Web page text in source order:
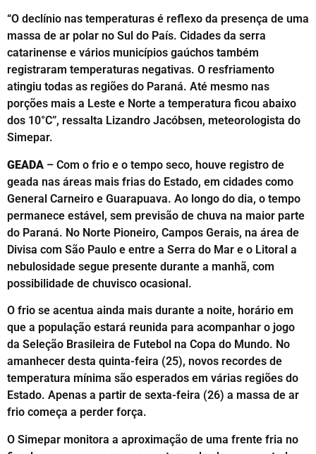
“O declínio nas temperaturas é reflexo da presença de uma
massa de ar polar no Sul do País. Cidades da serra
catarinense e vários municípios gaúchos também
registraram temperaturas negativas. O resfriamento
atingiu todas as regiões do Paraná. Até mesmo nas
porções mais a Leste e Norte a temperatura ficou abaixo
dos 10°C”, ressalta Lizandro Jacóbsen, meteorologista do
Simepar.
GEADA – Com o frio e o tempo seco, houve registro de
geada nas áreas mais frias do Estado, em cidades como
General Carneiro e Guarapuava. Ao longo do dia, o tempo
permanece estável, sem previsão de chuva na maior parte
do Paraná. No Norte Pioneiro, Campos Gerais, na área de
Divisa com São Paulo e entre a Serra do Mar e o Litoral a
nebulosidade segue presente durante a manhã, com
possibilidade de chuvisco ocasional.
O frio se acentua ainda mais durante a noite, horário em
que a população estará reunida para acompanhar o jogo
da Seleção Brasileira de Futebol na Copa do Mundo. No
amanhecer desta quinta-feira (25), novos recordes de
temperatura mínima são esperados em várias regiões do
Estado. Apenas a partir de sexta-feira (26) a massa de ar
frio começa a perder força.
O Simepar monitora a aproximação de uma frente fria no